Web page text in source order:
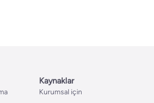
Kaynaklar
Kurumsal için